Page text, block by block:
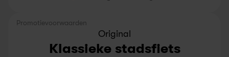
Original
Klassieke stadsfiets
Promotievoorwaarden